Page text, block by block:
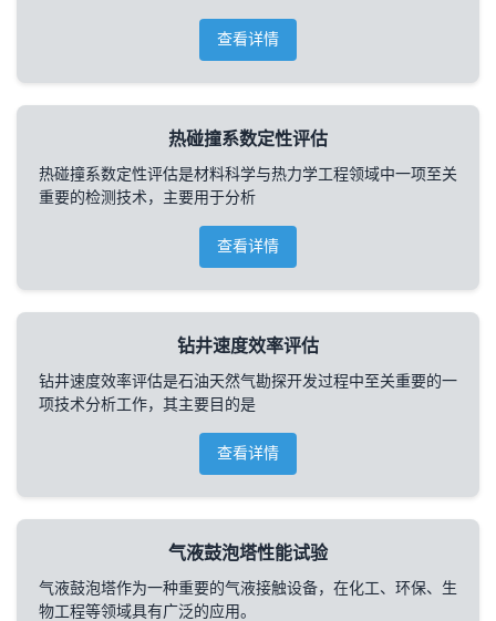
查看详情
热碰撞系数定性评估
热碰撞系数定性评估是材料科学与热力学工程领域中一项至关
重要的检测技术，主要用于分析
查看详情
钻井速度效率评估
钻井速度效率评估是石油天然气勘探开发过程中至关重要的一
项技术分析工作，其主要目的是
查看详情
气液鼓泡塔性能试验
气液鼓泡塔作为一种重要的气液接触设备，在化工、环保、生
物工程等领域具有广泛的应用。